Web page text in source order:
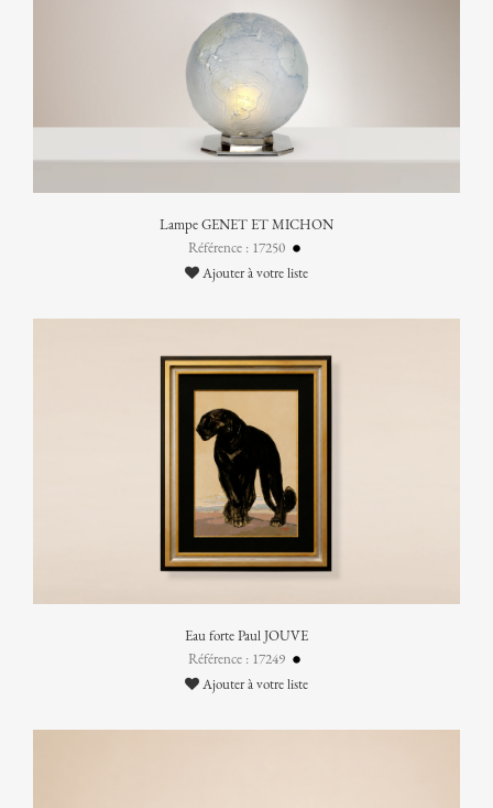
Lampe GENET ET MICHON
Référence : 17250
Ajouter à votre liste
Eau forte Paul JOUVE
Référence : 17249
Ajouter à votre liste